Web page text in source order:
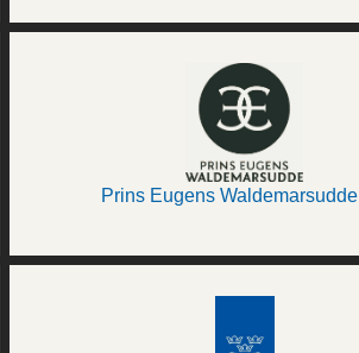
Prins Eugens Waldemarsudde